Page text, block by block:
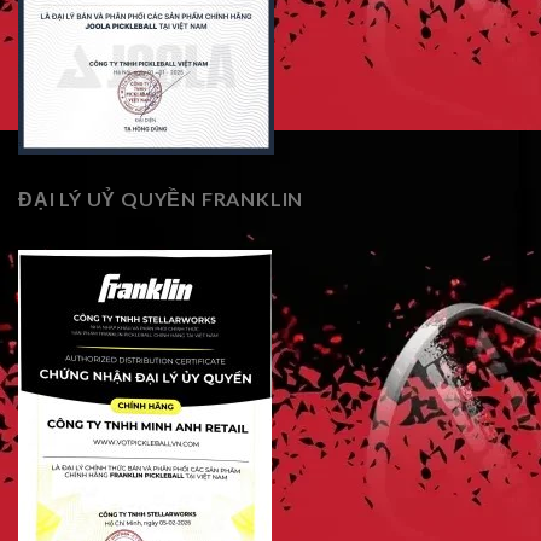
ĐẠI LÝ UỶ QUYỀN FRANKLIN